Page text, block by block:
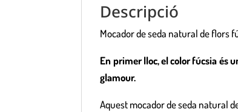
Descripció
Mocador de seda natural de flors
En primer lloc, el color fúcsia és
glamour.
Aquest mocador de seda natural